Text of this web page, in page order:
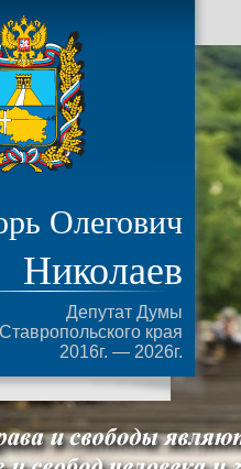
Олегович
Николаев
Депутат Думы
Ставропольского края
2016г. — 2026г.